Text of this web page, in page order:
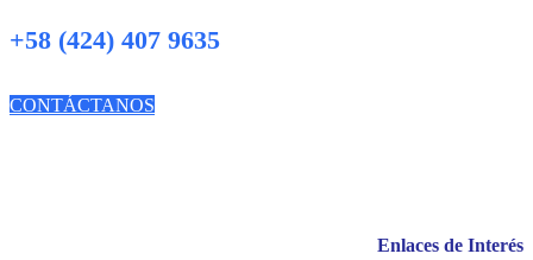
+58 (424) 407 9635
CONTÁCTANOS
Enlaces de Interés